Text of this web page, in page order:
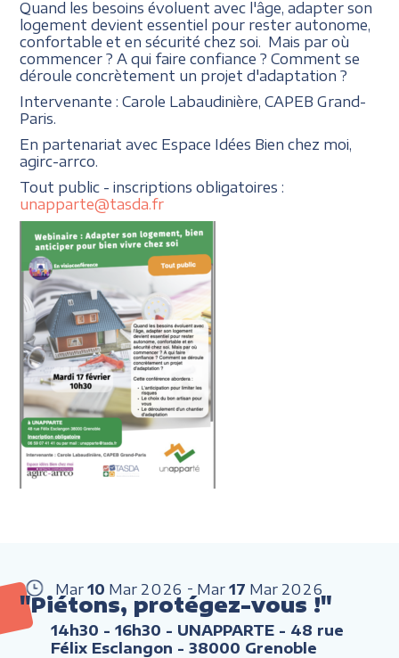
Quand les besoins évoluent avec l'âge, adapter son
logement devient essentiel pour rester autonome,
confortable et en sécurité chez soi. Mais par où
commencer ? A qui faire confiance ? Comment se
déroule concrètement un projet d'adaptation ?
Intervenante : Carole Labaudinière, CAPEB Grand-
Paris.
En partenariat avec Espace Idées Bien chez moi,
agirc-arrco.
Tout public - inscriptions obligatoires :
unapparte@tasda.fr
Mar 10 Mar 2026 Mar 17 Mar 2026
"Piétons, protégez-vous !"
14h30 - 16h30 - UNAPPARTE - 48 rue
Félix Esclangon - 38000 Grenoble